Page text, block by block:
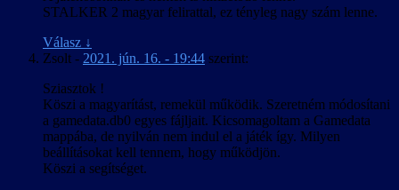
STALKER 2 magyar felirattal, ez tényleg nagy szám lenne.
Válasz ↓
Zsolt - 2021. jún. 16. - 19:44 szerint:
Sziasztok !
Köszi a magyarítást, remekül működik. Szeretném módosítani
a gamedata.db0 egyes fájljait. Kicsomagoltam a Gamedata
mappába, de nyilván nem indul el a játék így. Milyen
beállításokat kell tennem, hogy működjön.
Köszi a segítséget.